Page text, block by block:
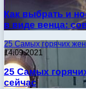
Как выбрать и
в виде венца:
25 Самых горячих
14.09.2021
25 Самых
сейчас